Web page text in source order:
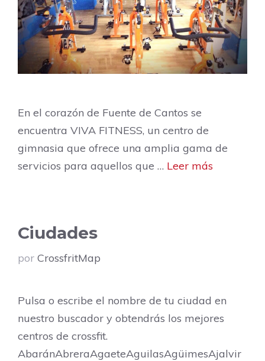
En el corazón de Fuente de Cantos se
encuentra VIVA FITNESS, un centro de
gimnasia que ofrece una amplia gama de
servicios para aquellos que … Leer más
Ciudades
por CrossfritMap
Pulsa o escribe el nombre de tu ciudad en
nuestro buscador y obtendrás los mejores
centros de crossfit.
AbaránAbreraAgaeteAguilasAgüimesAjalvir